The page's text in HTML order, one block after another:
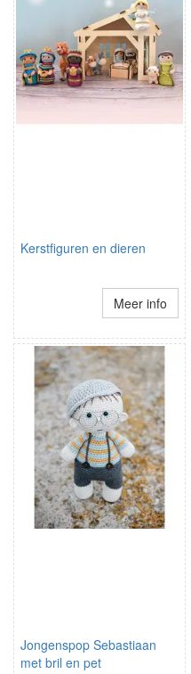
Kerstfiguren en dieren
Meer info
Jongenspop Sebastiaan
met bril en pet